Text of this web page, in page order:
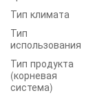
Тип климата
Тип
использования
Тип продукта
(корневая
система)